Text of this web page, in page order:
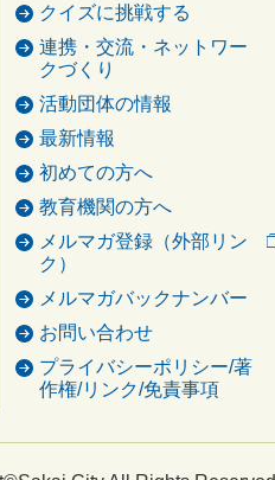
クイズに挑戦する
連携・交流・ネットワー
クづくり
活動団体の情報
最新情報
初めての方へ
教育機関の方へ
メルマガ登録（外部リン
ク）
メルマガバックナンバー
お問い合わせ
プライバシーポリシー/著
作権/リンク/免責事項